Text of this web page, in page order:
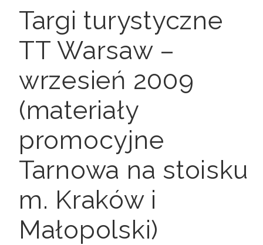
Targi turystyczne
TT Warsaw –
wrzesień 2009
(materiały
promocyjne
Tarnowa na stoisku
m. Kraków i
Małopolski)